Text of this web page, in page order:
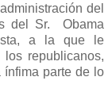
del
del Sr. Obama
a la que le
republicanos,
ínfima parte de lo